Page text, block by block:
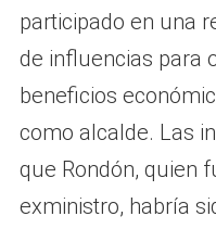
participado en una
de influencias para
beneficios
como alcalde. Las
que Rondón, quien
exministro, habría